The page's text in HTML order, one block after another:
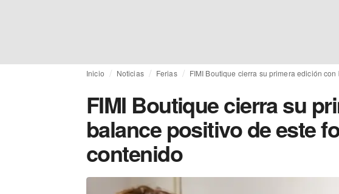
Inicio Noticias Ferias FIMI Boutique cierra su primera edición
FIMI Boutique cierra su
balance positivo de este
contenido